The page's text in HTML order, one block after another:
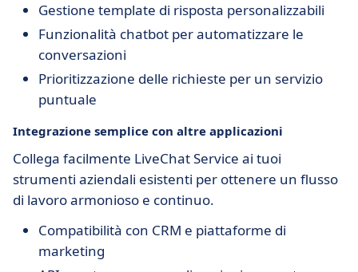
Gestione template di risposta personalizzabili
Funzionalità chatbot per automatizzare le
conversazioni
Prioritizzazione delle richieste per un servizio
puntuale
Integrazione semplice con altre applicazioni
Collega facilmente LiveChat Service ai tuoi
strumenti aziendali esistenti per ottenere un flusso
di lavoro armonioso e continuo.
Compatibilità con CRM e piattaforme di
marketing